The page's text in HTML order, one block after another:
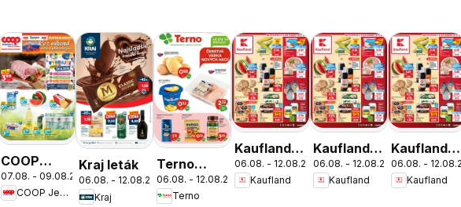
COOP
Jednota
cez víkend
07.08. - 09.08.2026
COOP Jednota
Kraj leták
06.08. - 12.08.2026
Kraj
Terno
leták
06.08. - 12.08.2026
Terno
Kaufland
Bratislava-
Patrónka
06.08. - 12.08.2026
Kaufland
Kaufland
Bratislava-
Nové
06.08. - 12.08.2026
Kaufland
Kaufland
Bratislava-
Petržalka
06.08. -
Kaufland